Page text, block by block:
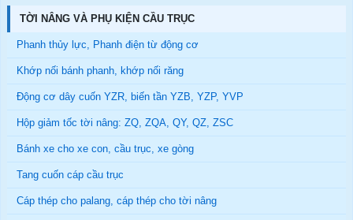
TỜI NÂNG VÀ PHỤ KIỆN CẦU TRỤC
Phanh thủy lực, Phanh điện từ động cơ
Khớp nối bánh phanh, khớp nối răng
Động cơ dây cuốn YZR, biến tần YZB, YZP, YVP
Hộp giảm tốc tời nâng: ZQ, ZQA, QY, QZ, ZSC
Bánh xe cho xe con, cầu trục, xe gòng
Tang cuốn cáp cầu trục
Cáp thép cho palang, cáp thép cho tời nâng